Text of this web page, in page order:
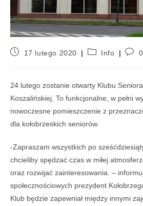
17 lutego 2020 Info
24 lutego zostanie otwarty Klubu
Koszalińskiej. To funkcjonalne, w pełni
nowoczesne pomieszczenie z
dla kołobrzeskich seniorów.
-Zapraszam wszystkich po
chcieliby spędzać czas w miłej
oraz rozwijać zainteresowania. –
społecznościowych prezydent
Klub będzie zapewniał między innymi